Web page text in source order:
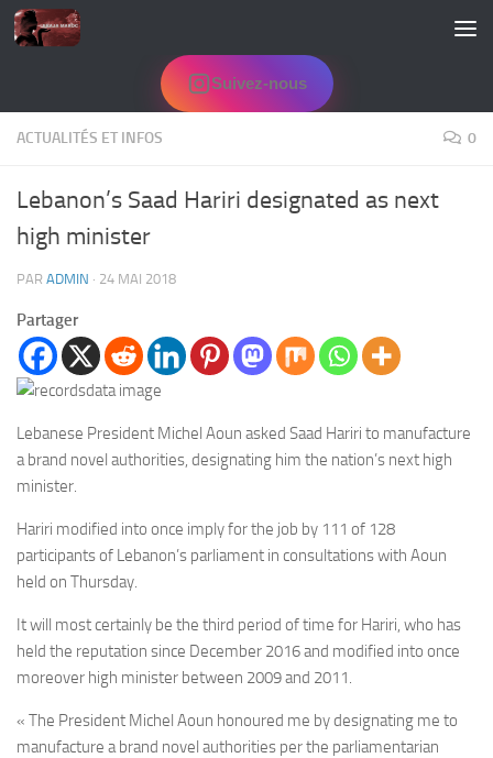
Skip to content
Suivez-nous
ACTUALITÉS ET INFOS 0
Lebanon’s Saad Hariri designated as next
high minister
PAR ADMIN · 24 MAI 2018
Partager
Lebanese President Michel Aoun asked Saad Hariri to manufacture
a brand novel authorities, designating him the nation’s next high
minister.
Hariri modified into once imply for the job by 111 of 128
participants of Lebanon’s parliament in consultations with Aoun
held on Thursday.
It will most certainly be the third period of time for Hariri, who has
held the reputation since December 2016 and modified into once
moreover high minister between 2009 and 2011.
« The President Michel Aoun honoured me by designating me to
manufacture a brand novel authorities per the parliamentarian